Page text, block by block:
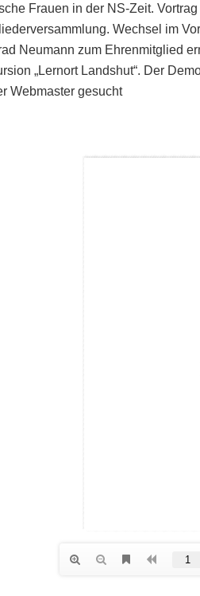
Frauen in der NS-Zeit.
Wechsel im
Neumann zum Ehrenmitglied
„Lernort Landshut“. Der
Webmaster gesucht